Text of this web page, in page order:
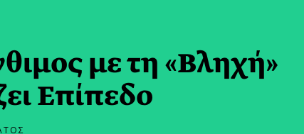
με τη «Βληχή»
Επίπεδο